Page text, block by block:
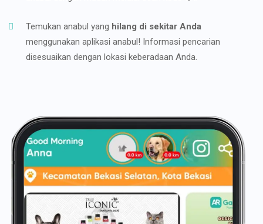
Temukan anabul yang hilang di sekitar Anda
menggunakan aplikasi anabul! Informasi pencarian
disesuaikan dengan lokasi keberadaan Anda.